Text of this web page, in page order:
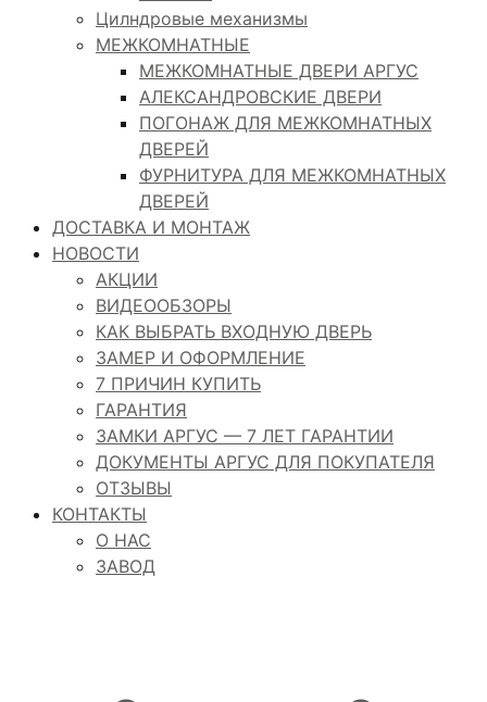
Цилндровые механизмы
МЕЖКОМНАТНЫЕ
МЕЖКОМНАТНЫЕ ДВЕРИ АРГУС
АЛЕКСАНДРОВСКИЕ ДВЕРИ
ПОГОНАЖ ДЛЯ МЕЖКОМНАТНЫХ
ДВЕРЕЙ
ФУРНИТУРА ДЛЯ МЕЖКОМНАТНЫХ
ДВЕРЕЙ
ДОСТАВКА И МОНТАЖ
НОВОСТИ
АКЦИИ
ВИДЕООБЗОРЫ
КАК ВЫБРАТЬ ВХОДНУЮ ДВЕРЬ
ЗАМЕР И ОФОРМЛЕНИЕ
7 ПРИЧИН КУПИТЬ
ГАРАНТИЯ
ЗАМКИ АРГУС — 7 ЛЕТ ГАРАНТИИ
ДОКУМЕНТЫ АРГУС ДЛЯ ПОКУПАТЕЛЯ
ОТЗЫВЫ
КОНТАКТЫ
О НАС
ЗАВОД